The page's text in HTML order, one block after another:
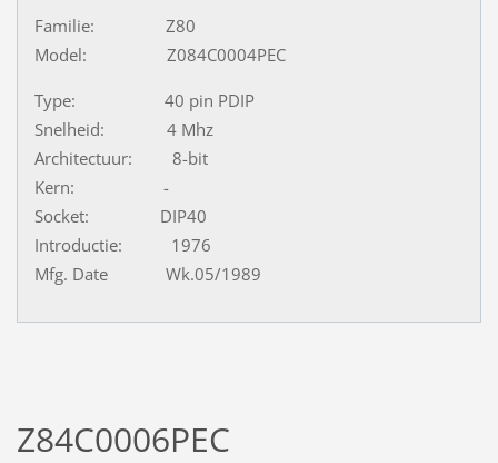
Familie: Z80
Model: Z084C0004PEC
Type: 40 pin PDIP
Snelheid: 4 Mhz
Architectuur: 8-bit
Kern: -
Socket: DIP40
Introductie: 1976
Mfg. Date Wk.05/1989
Z84C0006PEC